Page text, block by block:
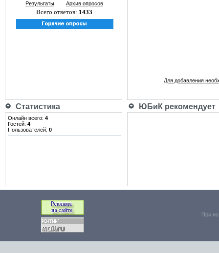
Результаты Архив опросов
Всего ответов: 1433
Для добавления
Статистика ЮБиК рекомендует
Онлайн всего: 4
Гостей: 4
Пользователей: 0
При